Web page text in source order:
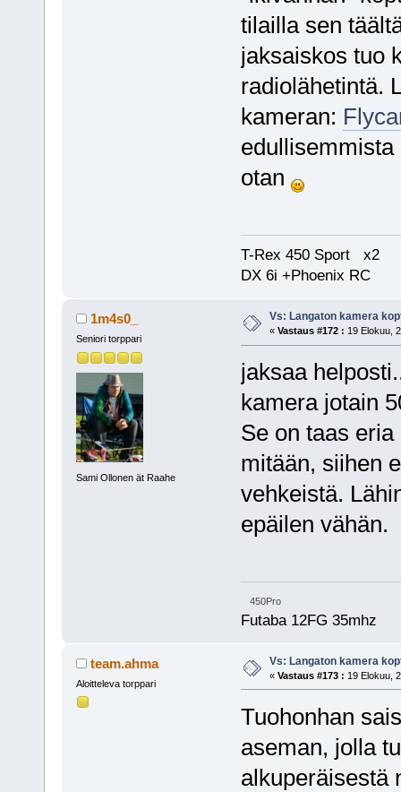
tilailla sen
jaksaiskos tuo
radiolähetintä.
kameran:
otan
T-Rex 450 Sport x2
DX 6i +Phoenix RC
1m4s0_
Seniori torppari
Sami Ollonen ät Raahe
Vs: Langaton kamera
« Vastaus #172 : 19 Elokuu,
jaksaa
kamera jotain
Se on taas
mitään, siihen
vehkeistä.
epäilen vähän.
450Pro
Futaba 12FG 35mhz
team.ahma
Aloitteleva torppari
Vs: Langaton kamera
« Vastaus #173 : 19 Elokuu,
Tuohonhan
aseman, jolla
alkuperäisestä